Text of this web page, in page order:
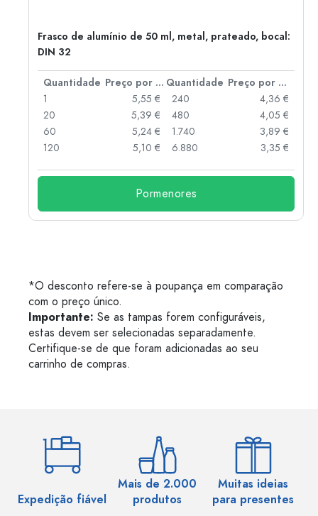
Frasco de alumínio de 50 ml, metal, prateado, bocal:
DIN 32
Quantidade Preço por peça Quantidade
Preço por peça
1
5,55 €
20
5,39 €
60
5,24 €
120
5,10 €
240
4,36 €
480
4,05 €
1.740
3,89 €
6.880
3,35 €
Pormenores
*O desconto refere-se à poupança em comparação
com o preço único.
Importante: Se as tampas forem configuráveis,
estas devem ser selecionadas separadamente.
Certifique-se de que foram adicionadas ao seu
carrinho de compras.
Expedição fiável
Mais de 2.000
produtos
Muitas ideias
para presentes